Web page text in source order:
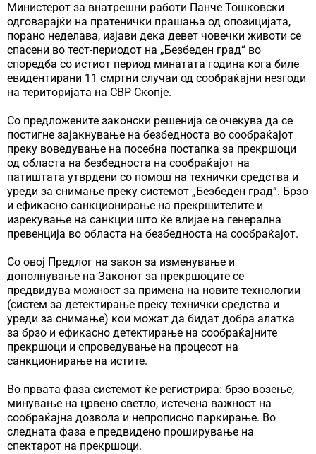
Министерот за внатрешни работи Панче Тошковски
одговарајќи на пратенички прашања од опозицијата,
порано неделава, изјави дека девет човечки животи се
спасени во тест-периодот на „Безбеден град“ во
споредба со истиот период минатата година кога биле
евидентирани 11 смртни случаи од сообраќајни незгоди
на територијата на СВР Скопје.
Со предложените законски решенија се очекува да се
постигне зајакнување на безбедноста во сообраќајот
преку воведување на посебна постапка за прекршоци
од областа на безбедноста на сообраќајот на
патиштата утврдени со помош на технички средства и
уреди за снимање преку системот „Безбеден град“. Брзо
и ефикасно санкционирање на прекршителите и
изрекување на санкции што ќе влијае на генерална
превенција во областа на безбедноста на сообраќајот.
Со овој Предлог на закон за изменување и
дополнување на Законот за прекршоците се
предвидува можност за примена на новите технологии
(систем за детектирање преку технички средства и
уреди за снимање) кои можат да бидат добра алатка
за брзо и ефикасно детектирање на сообраќајните
прекршоци и спроведување на процесот на
санкционирање на истите.
Во првата фаза системот ќе регистрира: брзо возење,
минување на црвено светло, истечена важност на
сообраќајна дозвола и непрописно паркирање. Во
следната фаза е предвидено проширување на
спектарот на прекршоци.